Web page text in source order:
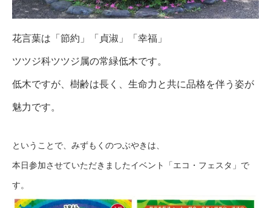
花言葉は「節約」「貞淑」「幸福」
ツツジ科ツツジ属の常緑低木です。
低木ですが、樹齢は長く、生命力と共に品格を伴う姿が
魅力です。
ということで、みずもくのつぶやきは、
本日参加させていただきましたイベント「エコ・フェスタ」で
す。